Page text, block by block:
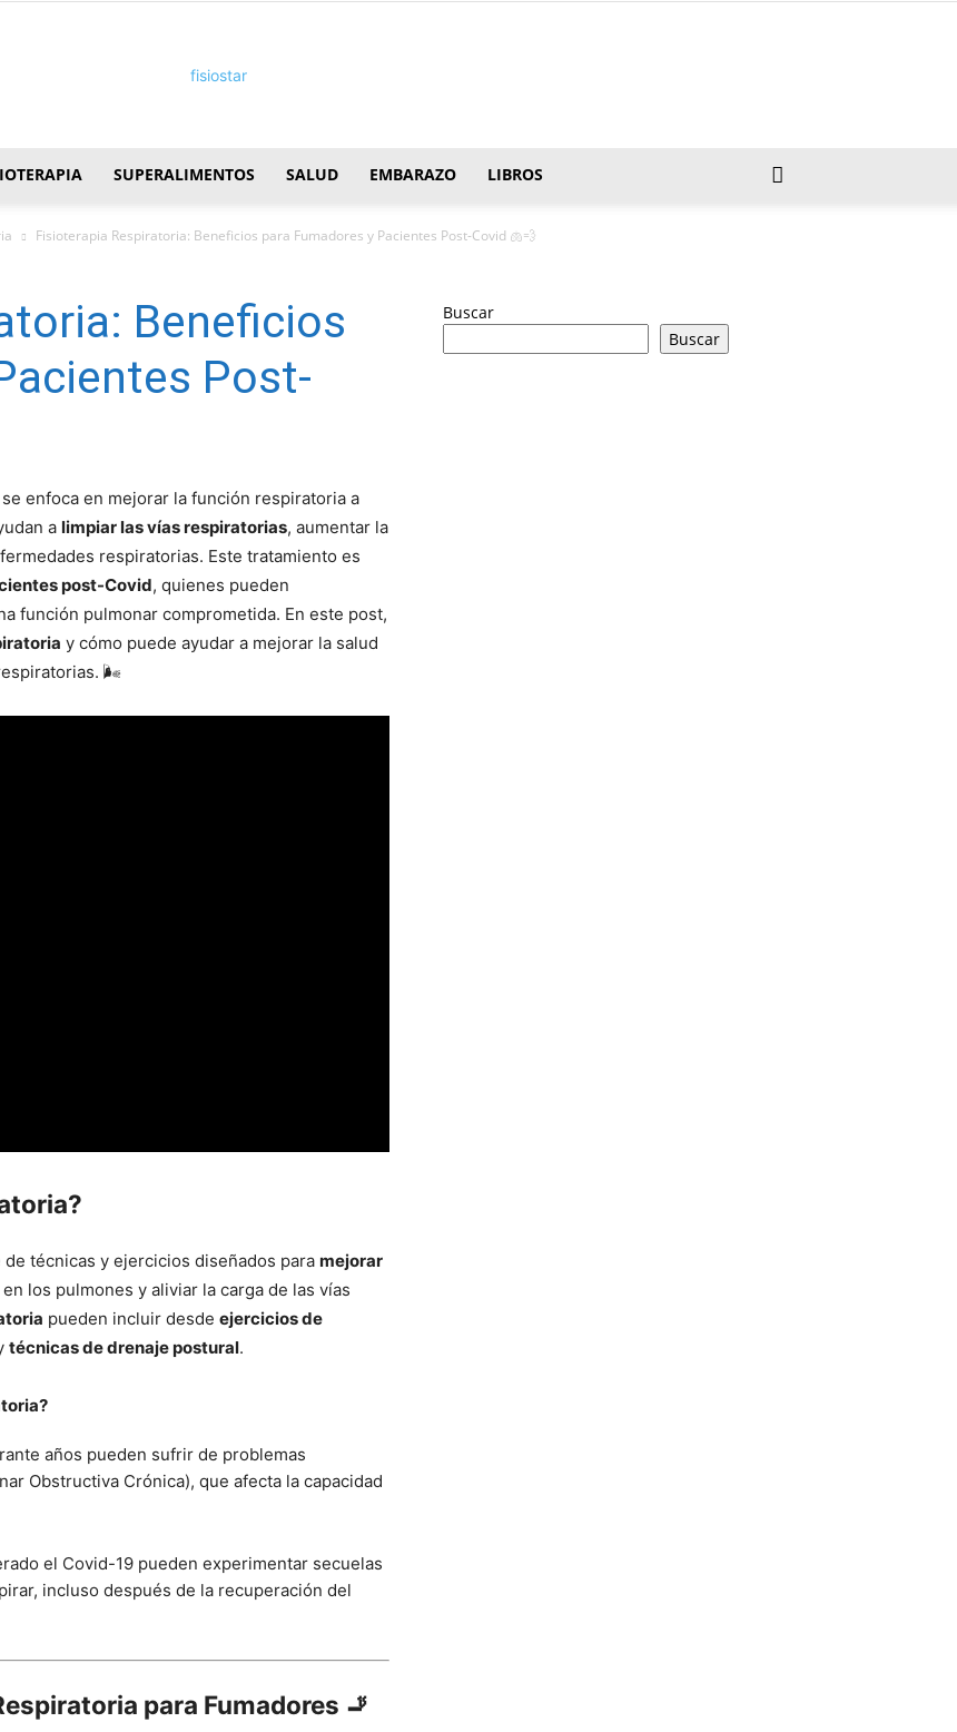
SUPERALIMENTOS SALUD EMBARAZO LIBROS
Fisioterapia Respiratoria: Beneficios para Fumadores y Pacientes Post-Covid 🫁💨
Beneficios
Post-
enfoca en mejorar la función respiratoria a
a limpiar las vías respiratorias, aumentar la
respiratorias. Este tratamiento es
post-Covid, quienes pueden
función pulmonar comprometida. En este post,
y cómo puede ayudar a mejorar la salud
🌬️
técnicas y ejercicios diseñados para mejorar
los pulmones y aliviar la carga de las vías
pueden incluir desde ejercicios de
técnicas de drenaje postural.
años pueden sufrir de problemas
Obstructiva Crónica), que afecta la capacidad
el Covid-19 pueden experimentar secuelas
incluso después de la recuperación del
para Fumadores 🚬
Buscar
Buscar